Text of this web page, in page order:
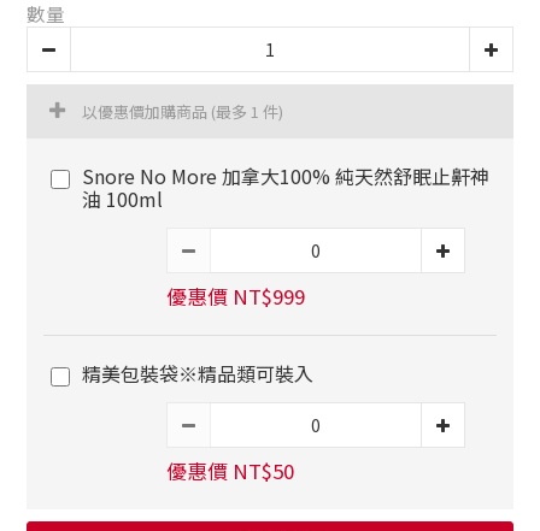
數量
以優惠價加購商品 (最多 1 件)
Snore No More 加拿大100% 純天然舒眠止鼾神
油 100ml
優惠價 NT$999
精美包裝袋※精品類可裝入
優惠價 NT$50